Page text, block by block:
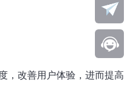
，改善用户体验，进而提高